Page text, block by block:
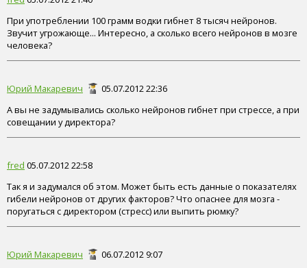
При употреблении 100 грамм водки гибнет 8 тысяч нейронов.
Звучит угрожающе... Интересно, а сколько всего нейронов в мозге
человека?
Юрий Макаревич
05.07.2012 22:36
А вы не задумывались сколько нейронов гибнет при стрессе, а при
совещании у директора?
fred 05.07.2012 22:58
Так я и задумался об этом. Может быть есть данные о показателях
гибели нейронов от других факторов? Что опаснее для мозга -
поругаться с директором (стресс) или выпить рюмку?
Юрий Макаревич
06.07.2012 9:07